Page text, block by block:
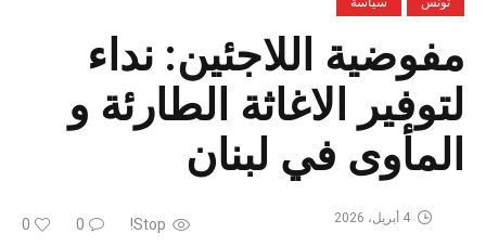
مفوضية اللاجئين: نداء
لتوفير الاغاثة الطارئة و
المأوى في لبنان
Stop!
0
0 4 أبريل، 2026